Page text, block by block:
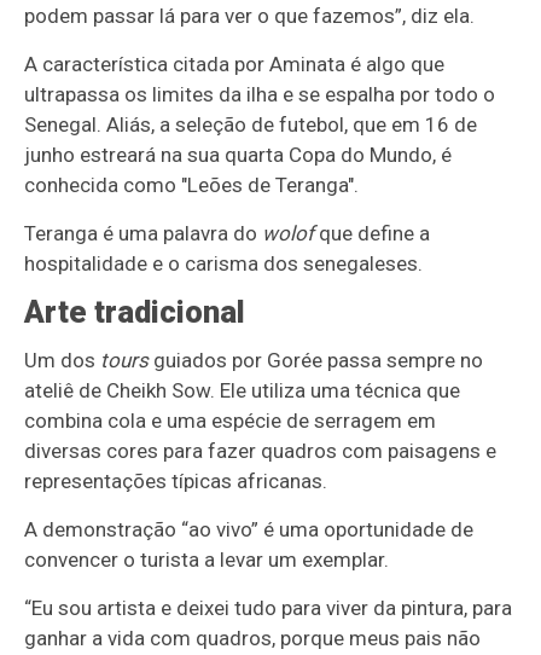
podem passar lá para ver o que fazemos”, diz ela.
A característica citada por Aminata é algo que
ultrapassa os limites da ilha e se espalha por todo o
Senegal. Aliás, a seleção de futebol, que em 16 de
junho estreará na sua quarta Copa do Mundo, é
conhecida como "Leões de Teranga".
Teranga é uma palavra do wolofque define a
hospitalidade e o carisma dos senegaleses.
Arte tradicional
Um dos toursguiados por Gorée passa sempre no
ateliê de Cheikh Sow. Ele utiliza uma técnica que
combina cola e uma espécie de serragem em
diversas cores para fazer quadros com paisagens e
representações típicas africanas.
A demonstração “ao vivo” é uma oportunidade de
convencer o turista a levar um exemplar.
“Eu sou artista e deixei tudo para viver da pintura, para
ganhar a vida com quadros, porque meus pais não